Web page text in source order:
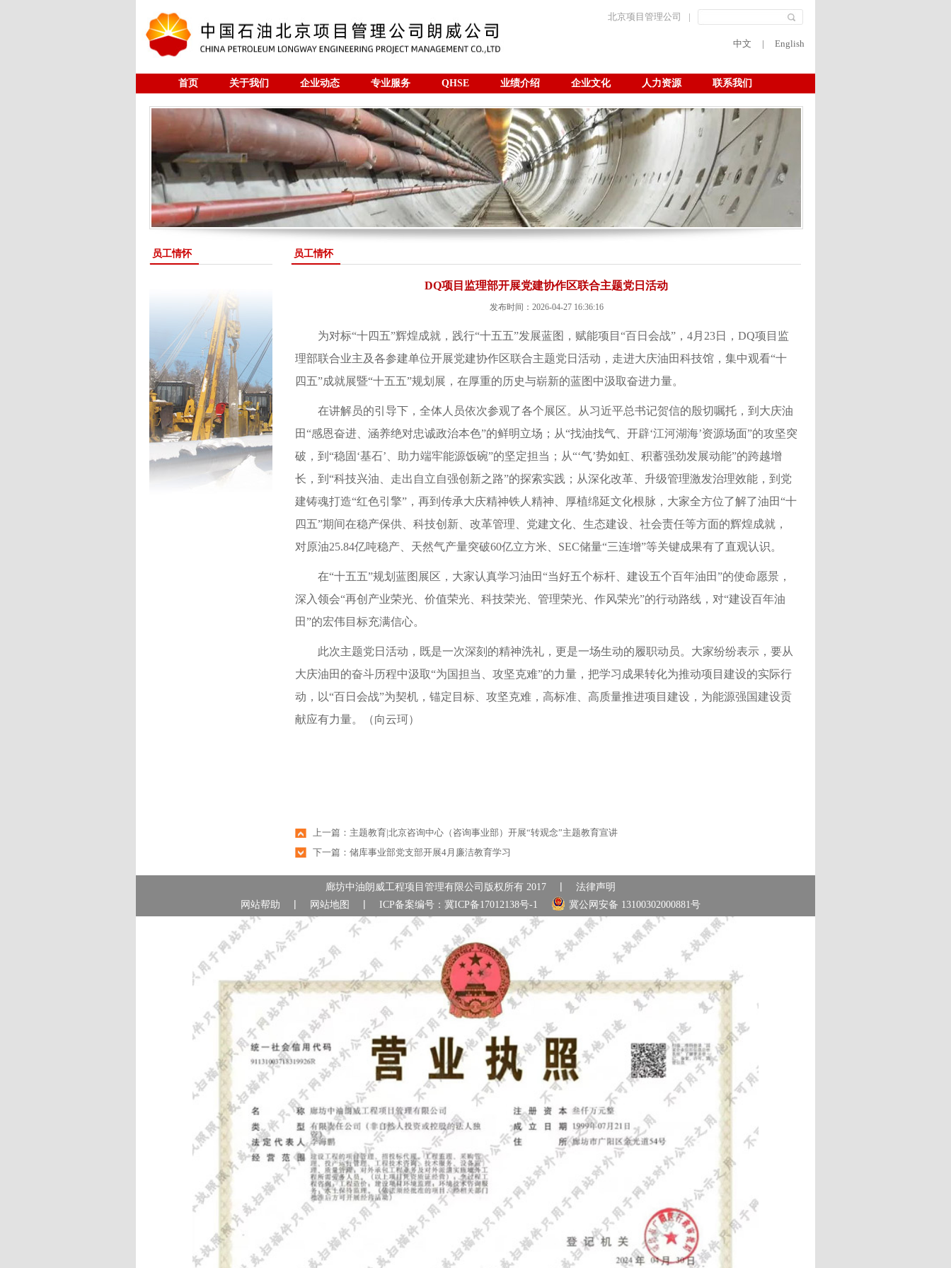
北京项目管理公司 |
中文 | English
首页 关于我们 企业动态 专业服务 QHSE 业绩介绍 企业文化 人力资源
联系我们
员工情怀 员工情怀
DQ项目监理部开展党建协作区联合主题党日活动
发布时间：2026-04-27 16:36:16
为对标“十四五”辉煌成就，践行“十五五”发展蓝图，赋能项目“百日会战”，4月23日，DQ项目监
理部联合业主及各参建单位开展党建协作区联合主题党日活动，走进大庆油田科技馆，集中观看“十
四五”成就展暨“十五五”规划展，在厚重的历史与崭新的蓝图中汲取奋进力量。
在讲解员的引导下，全体人员依次参观了各个展区。从习近平总书记贺信的殷切嘱托，到大庆油
田“感恩奋进、涵养绝对忠诚政治本色”的鲜明立场；从“找油找气、开辟‘江河湖海’资源场面”的攻坚突
破，到“稳固‘基石’、助力端牢能源饭碗”的坚定担当；从“‘气’势如虹、积蓄强劲发展动能”的跨越增
长，到“科技兴油、走出自立自强创新之路”的探索实践；从深化改革、升级管理激发治理效能，到党
建铸魂打造“红色引擎”，再到传承大庆精神铁人精神、厚植绵延文化根脉，大家全方位了解了油田“十
四五”期间在稳产保供、科技创新、改革管理、党建文化、生态建设、社会责任等方面的辉煌成就，
对原油25.84亿吨稳产、天然气产量突破60亿立方米、SEC储量“三连增”等关键成果有了直观认识。
在“十五五”规划蓝图展区，大家认真学习油田“当好五个标杆、建设五个百年油田”的使命愿景，
深入领会“再创产业荣光、价值荣光、科技荣光、管理荣光、作风荣光”的行动路线，对“建设百年油
田”的宏伟目标充满信心。
此次主题党日活动，既是一次深刻的精神洗礼，更是一场生动的履职动员。大家纷纷表示，要从
大庆油田的奋斗历程中汲取“为国担当、攻坚克难”的力量，把学习成果转化为推动项目建设的实际行
动，以“百日会战”为契机，锚定目标、攻坚克难，高标准、高质量推进项目建设，为能源强国建设贡
献应有力量。（向云珂）
上一篇： 主题教育|北京咨询中心（咨询事业部）开展“转观念”主题教育宣讲
下一篇： 储库事业部党支部开展4月廉洁教育学习
廊坊中油朗威工程项目管理有限公司版权所有 2017 |
法律声明
网站帮助
| 网站地图 | ICP备案编号： 冀ICP备17012138号-1 冀公网安备 13100302000881号